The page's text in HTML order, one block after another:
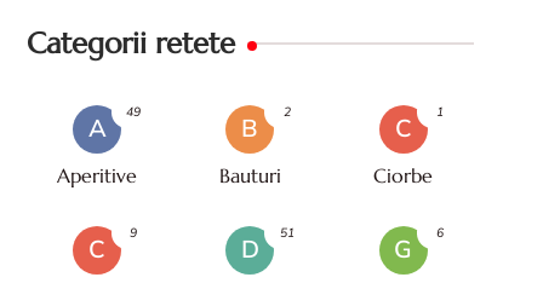
Categorii retete
A
Aperitive
49
B
Bauturi
2
C
Ciorbe
1
C
9
D
51
G
6